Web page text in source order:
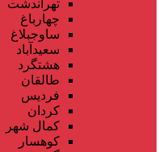
تهراندشت
چهارباغ
ساوجبلاغ
سعیدآباد
هشتگرد
طالقان
فردیس
کردان
کمال شهر
کوهسار